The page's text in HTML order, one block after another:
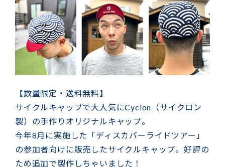
【数量限定・送料無料】
サイクルキャップで大人気にCyclon（サイクロン
製）の手作りオリジナルキャップ。
今年8月に実施した「ディスカバーライドツアー」
の参加者向けに販売したサイクルキャップ。好評の
ため追加で製作しちゃいました！